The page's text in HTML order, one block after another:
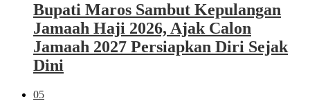
Bupati Maros Sambut Kepulangan
Jamaah Haji 2026, Ajak Calon
Jamaah 2027 Persiapkan Diri Sejak
Dini
05